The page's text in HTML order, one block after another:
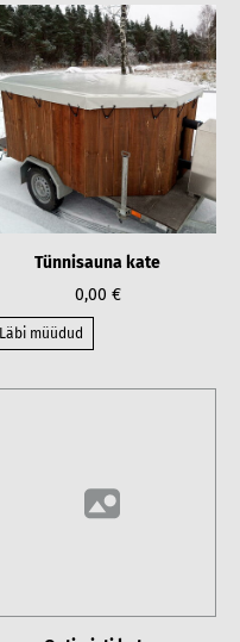
Tünnisauna kate
0,00 €
Läbi müüdud